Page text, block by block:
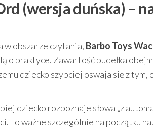
(wersja duńska) –
w obszarze czytania, Barbo Toys
o praktyce. Zawartość pudełka
dziecko szybciej oswaja się z tym,
dziecko rozpoznaje słowa „z
To ważne szczególnie na początku